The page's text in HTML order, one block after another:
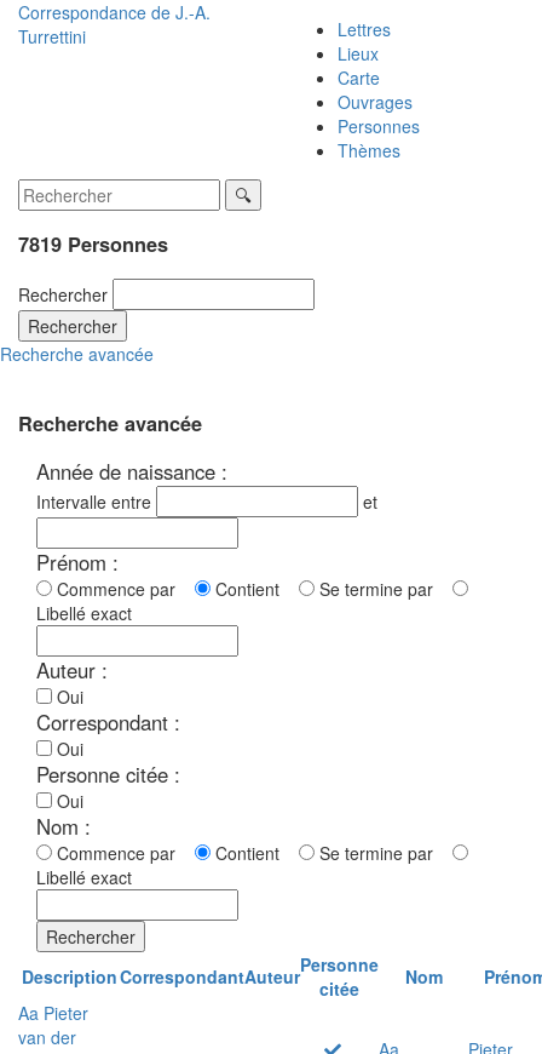
Correspondance de J.-A.
Turrettini
Lettres
Lieux
Carte
Ouvrages
Personnes
Thèmes
7819 Personnes
Rechercher
Rechercher
Recherche avancée
Recherche avancée
Année de naissance :
Intervalle entre et
Prénom :
Commence par Contient
Se termine par
Libellé exact
Auteur :
Oui
Correspondant :
Oui
Personne citée :
Oui
Nom :
Commence par Contient
Se termine par
Libellé exact
Rechercher
DescriptionCorrespondantAuteurPersonne
citée
Nom
Aa Pieter
van der
Aa Pieter